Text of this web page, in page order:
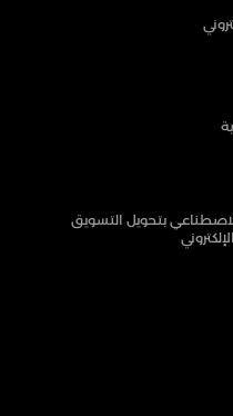
بتحويل التسويق
الإلكتروني